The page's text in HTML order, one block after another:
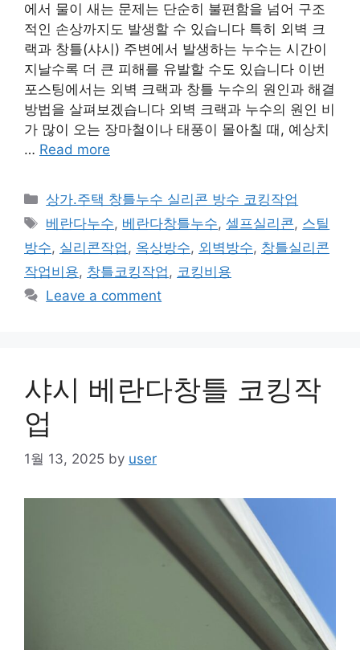
에서 물이 새는 문제는 단순히 불편함을 넘어 구조
적인 손상까지도 발생할 수 있습니다 특히 외벽 크
랙과 창틀(샤시) 주변에서 발생하는 누수는 시간이
지날수록 더 큰 피해를 유발할 수도 있습니다 이번
포스팅에서는 외벽 크랙과 창틀 누수의 원인과 해결
방법을 살펴보겠습니다 외벽 크랙과 누수의 원인 비
가 많이 오는 장마철이나 태풍이 몰아칠 때, 예상치
… Read more
Categories
상가.주택 창틀누수 실리콘 방수 코킹작업
Tags
베란다누수, 베란다창틀누수,셀프실리콘, 스틸
방수, 실리콘작업, 옥상방수, 외벽방수, 창틀실리콘
작업비용, 창틀코킹작업, 코킹비용
Leave a comment
샤시 베란다창틀 코킹작
업
1월 13, 2025 by user